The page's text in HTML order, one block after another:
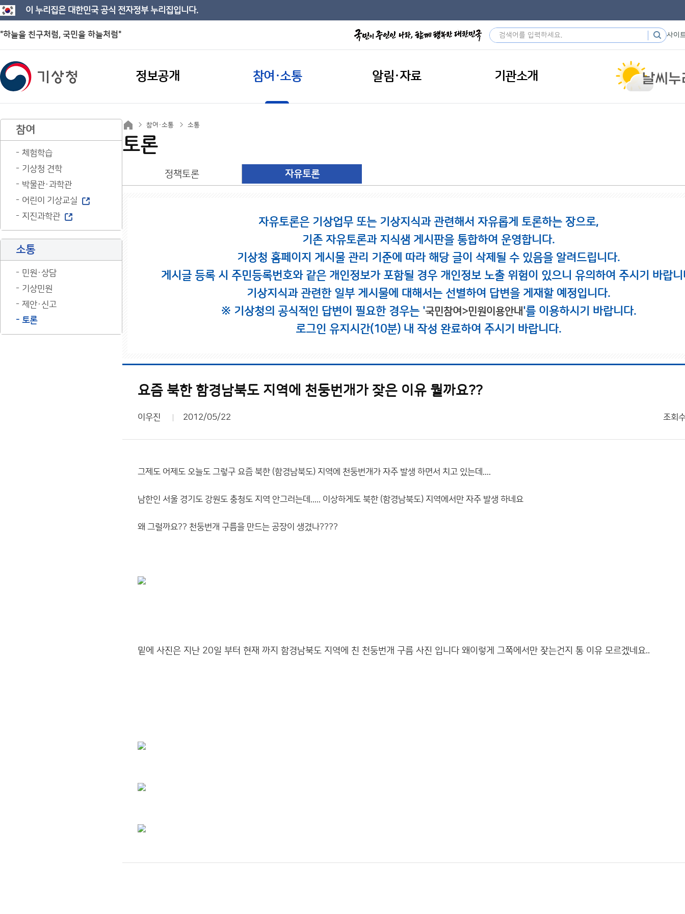
이 누리집은 대한민국 공식 전자정부 누리집입니다.
"하늘을 친구처럼, 국민을 하늘처럼" 사이
정보공개 참여·소통 알림·자료 기관소개
참여
체험학습
기상청 견학
박물관·과학관
어린이 기상교실
지진과학관
소통
민원·상담
기상민원
제안·신고
토론
참여·소통 소통
토론
정책토론 자유토론
자유토론은 기상업무 또는 기상지식과 관련해서 자유롭게 토론하는 장으로,
기존 자유토론과 지식샘 게시판을 통합하여 운영합니다.
기상청 홈페이지 게시물 관리 기준에 따라 해당 글이 삭제될 수 있음을 알려드립니다.
게시글 등록 시 주민등록번호와 같은 개인정보가 포함될 경우 개인정보 노출 위험이 있으니 유의하여 주시기 바랍니
기상지식과 관련한 일부 게시물에 대해서는 선별하여 답변을 게재할 예정입니다.
※ 기상청의 공식적인 답변이 필요한 경우는 '국민참여>민원이용안내'를 이용하시기 바랍니다.
로그인 유지시간(10분) 내 작성 완료하여 주시기 바랍니다.
요즘 북한 함경남북도 지역에 천둥번개가 잦은 이유 뭘까요??
이우진 2012/05/22 조회
그제도 어제도 오늘도 그렇구 요즘 북한 (함경남북도) 지역에 천둥번개가 자주 발생 하면서 치고 있는데....
남한인 서울 경기도 강원도 충청도 지역 안그러는데..... 이상하게도 북한 (함경남북도) 지역에서만 자주 발생 하네요
왜 그럴까요?? 천둥번개 구름을 만드는 공장이 생겼나????
밑에 사진은 지난 20일 부터 현재 까지 함경남북도 지역에 친 천둥번개 구름 사진 입니다 왜이렇게 그쪽에서만 잦는건지 통 이유 모르겠네요..